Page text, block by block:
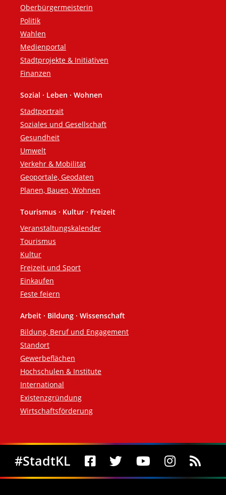
Oberbürgermeisterin
Politik
Wahlen
Medienportal
Stadtprojekte & Initiativen
Finanzen
Sozial · Leben · Wohnen
Stadtportrait
Soziales und Gesellschaft
Gesundheit
Umwelt
Verkehr & Mobilität
Geoportale, Geodaten
Planen, Bauen, Wohnen
Tourismus · Kultur · Freizeit
Veranstaltungskalender
Tourismus
Kultur
Freizeit und Sport
Einkaufen
Feste feiern
Arbeit · Bildung · Wissenschaft
Bildung, Beruf und Engagement
Standort
Gewerbeflächen
Hochschulen & Institute
International
Existenzgründung
Wirtschaftsförderung
Social Media
#StadtKL